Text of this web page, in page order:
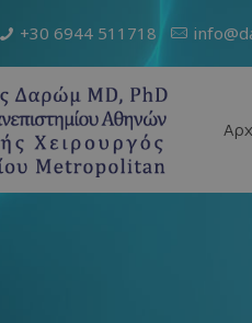
+30 6944 511718